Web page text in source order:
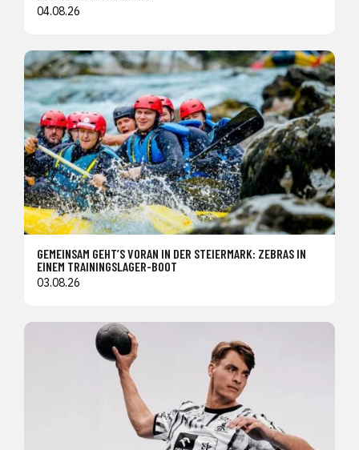
04.08.26
GEMEINSAM GEHT’S VORAN IN DER STEIERMARK: ZEBRAS IN
EINEM TRAININGSLAGER-BOOT
03.08.26